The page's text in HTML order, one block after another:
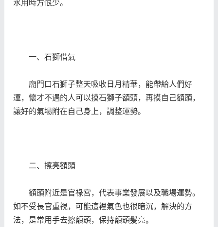
水用時方恨少。
一、石獅借氣
廟門口石獅子整天吸收日月精華，能帶給人們好
運，懷才不遇的人可以摸石獅子額頭，再摸自己額頭，
讓好的氣場附在自己身上，調整運勢。
二、擦亮額頭
額頭附近是官祿宮，代表事業發展以及職場運勢。
如不受長官重視，可能這裡氣色也很暗沉，解決的方
法，是常用手去擦額頭，保持額頭髮亮。